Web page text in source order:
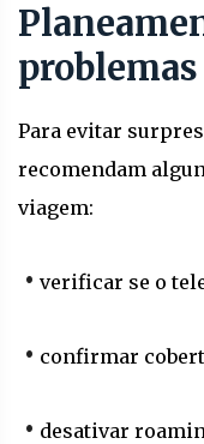
problemas
Para evitar
recomendam
viagem:
verificar se o
confirmar
desativar